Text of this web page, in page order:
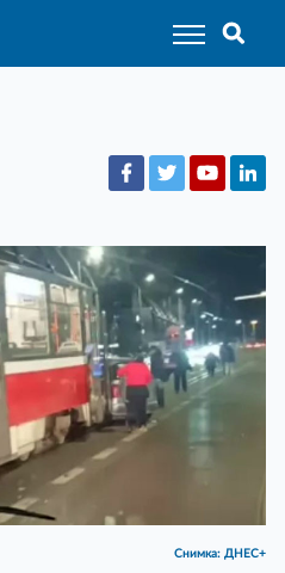
Снимка: ДНЕС+